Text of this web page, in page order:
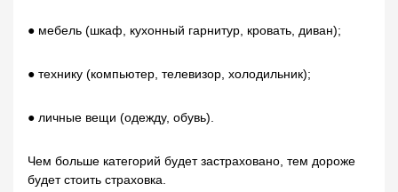
● мебель (шкаф, кухонный гарнитур, кровать, диван);
● технику (компьютер, телевизор, холодильник);
● личные вещи (одежду, обувь).
Чем больше категорий будет застраховано, тем дороже
будет стоить страховка.